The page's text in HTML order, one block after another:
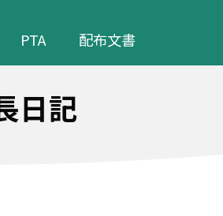
PTA 配布文書
日記